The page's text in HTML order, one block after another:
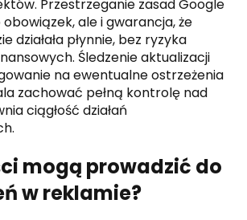
Przestrzeganie zasad Google
ale i gwarancja, że
działała płynnie, bez ryzyka
Śledzenie aktualizacji
na ewentualne ostrzeżenia
zachować pełną kontrolę nad
ciągłość działań
mogą prowadzić do
w reklamie?